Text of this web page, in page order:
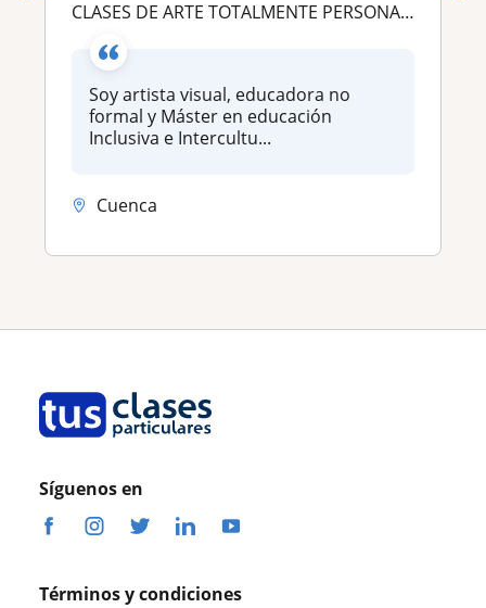
CLASES DE ARTE TOTALMENTE PERSONALIZADAS
Soy artista visual, educadora no
formal y Máster en educación
Inclusiva e Intercultu...
Cuenca
Síguenos en
Términos y condiciones